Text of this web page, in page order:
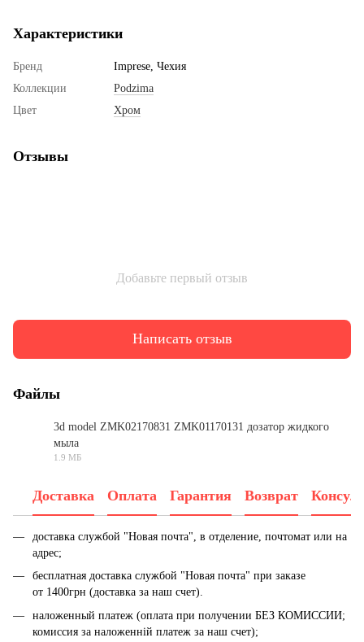
Характеристики
Бренд
Imprese, Чехия
Коллекции
Podzima
Цвет
Хром
Отзывы
Добавьте первый отзыв
Написать отзыв
Файлы
3d model ZMK02170831 ZMK01170131 дозатор жидкого
мыла
1.9 МБ
Доставка Оплата Гарантия Возврат
доставка службой "Новая почта", в отделение, почтомат или на
адрес;
бесплатная доставка службой "Новая почта" при заказе
от 1400грн (доставка за наш счет).
наложенный платеж (оплата при получении БЕЗ КОМИССИИ;
комиссия за наложенній платеж за наш счет);